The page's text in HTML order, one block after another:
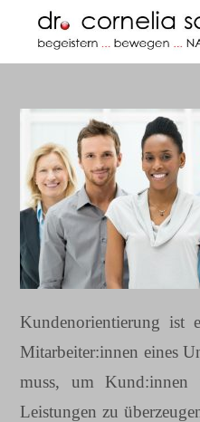
Kundenorientierung ist
Mitarbeiter:innen eines
muss, um
Leistungen zu